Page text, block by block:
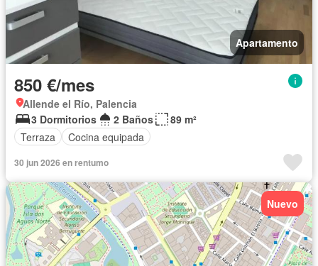
Apartamento
850 €/mes
Allende el Río, Palencia
3 Dormitorios
2 Baños
89 m²
Terraza
Cocina equipada
30 jun 2026 en rentumo
Nuevo